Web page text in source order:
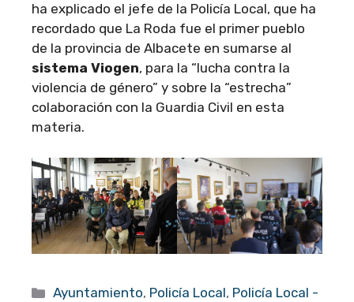
ha explicado el jefe de la Policía Local, que ha
recordado que La Roda fue el primer pueblo
de la provincia de Albacete en sumarse al
sistema Viogen, para la “lucha contra la
violencia de género” y sobre la “estrecha”
colaboración con la Guardia Civil en esta
materia.
Categorías
Ayuntamiento, Policía Local, Policía Local -